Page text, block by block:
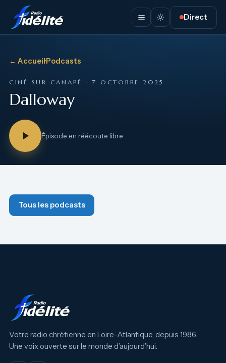
Direct
← Accueil·Podcasts
CINÉ SUR CANAPÉ · 7 OCTOBRE 2025
Dalloway
Épisode en réécoute libre
Tous les podcasts
Votre radio chrétienne en Loire-Atlantique, depuis 1986.
Une voix ouverte sur le monde d’aujourd’hui.